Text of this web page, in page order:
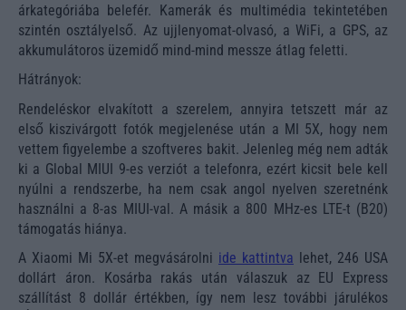
árkategóriába belefér. Kamerák és multimédia tekintetében
szintén osztályelső. Az ujjlenyomat-olvasó, a WiFi, a GPS, az
akkumulátoros üzemidő mind-mind messze átlag feletti.
Hátrányok:
Rendeléskor elvakított a szerelem, annyira tetszett már az
első kiszivárgott fotók megjelenése után a MI 5X, hogy nem
vettem figyelembe a szoftveres bakit. Jelenleg még nem adták
ki a Global MIUI 9-es verziót a telefonra, ezért kicsit bele kell
nyúlni a rendszerbe, ha nem csak angol nyelven szeretnénk
használni a 8-as MIUI-val. A másik a 800 MHz-es LTE-t (B20)
támogatás hiánya.
A Xiaomi Mi 5X-et megvásárolni ide kattintva lehet, 246 USA
dollárt áron. Kosárba rakás után válaszuk az EU Express
szállítást 8 dollár értékben, így nem lesz további járulékos